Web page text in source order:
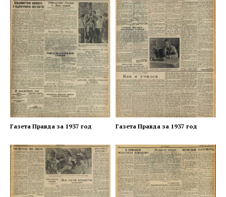
Газета Правда за 1937 год Газета Правда за 1937 год